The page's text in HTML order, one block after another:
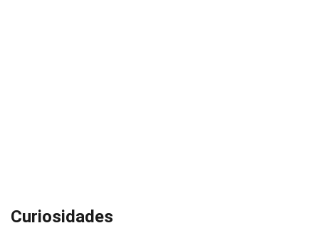
Curiosidades